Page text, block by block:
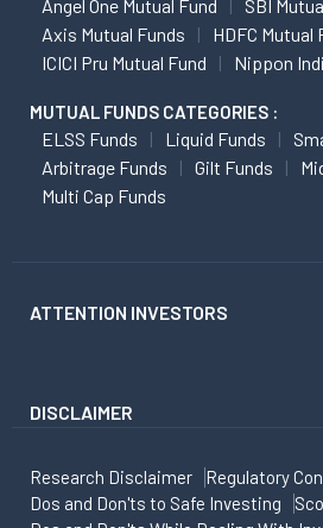
Angel One Mutual Fund
SBI
Axis Mutual Funds
HDFC Mutual
ICICI Pru Mutual Fund
Nippon
MUTUAL FUNDS CATEGORIES :
ELSS Funds Liquid Funds
Arbitrage Funds
Gilt Funds
Multi Cap Funds
ATTENTION INVESTORS
DISCLAIMER
Research Disclaimer
Regulatory
Dos and Don'ts to Safe Investing